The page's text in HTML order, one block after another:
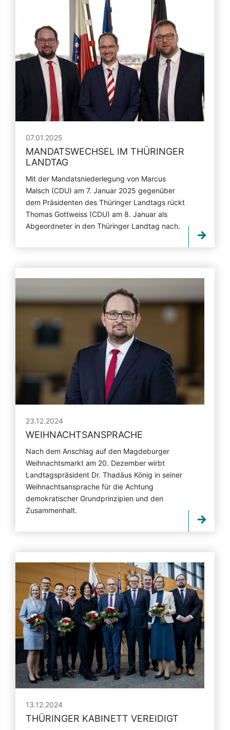
07.01.2025
MANDATSWECHSEL IM THÜRINGER
LANDTAG
Mit der Mandatsniederlegung von Marcus
Malsch (CDU) am 7. Januar 2025 gegenüber
dem Präsidenten des Thüringer Landtags rückt
Thomas Gottweiss (CDU) am 8. Januar als
Abgeordneter in den Thüringer Landtag nach.
23.12.2024
WEIHNACHTSANSPRACHE
Nach dem Anschlag auf den Magdeburger
Weihnachtsmarkt am 20. Dezember wirbt
Landtagspräsident Dr. Thadäus König in seiner
Weihnachtsansprache für die Achtung
demokratischer Grundprinzipien und den
Zusammenhalt.
13.12.2024
THÜRINGER KABINETT VEREIDIGT